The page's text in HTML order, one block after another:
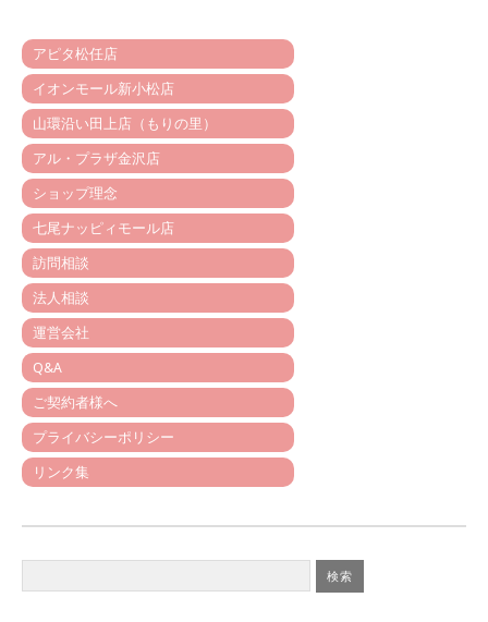
アピタ松任店
イオンモール新小松店
山環沿い田上店（もりの里）
アル・プラザ金沢店
ショップ理念
七尾ナッピィモール店
訪問相談
法人相談
運営会社
Q&A
ご契約者様へ
プライバシーポリシー
リンク集